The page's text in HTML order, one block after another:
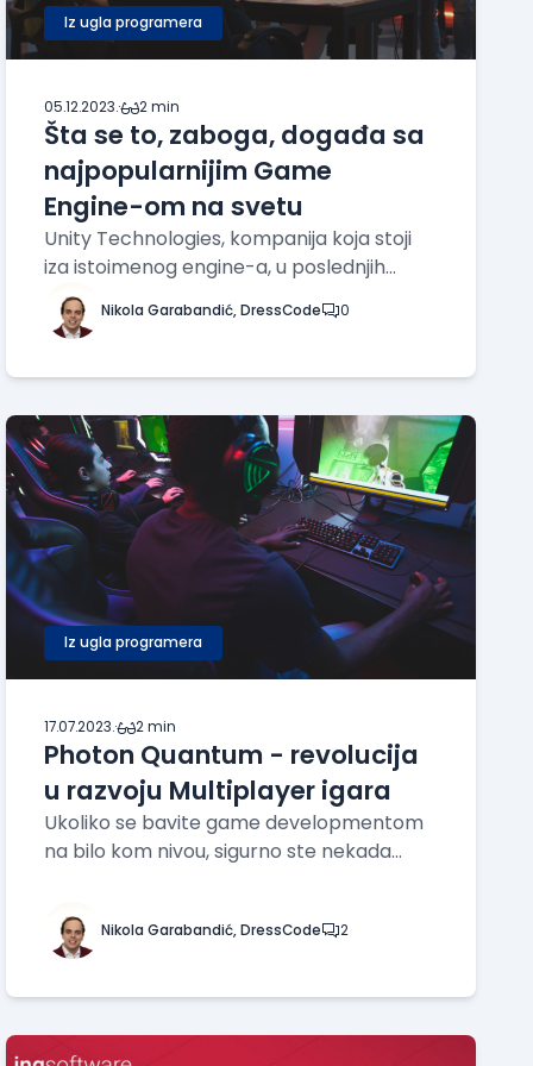
Iz ugla programera
05.12.2023.· 2 min
Šta se to, zaboga, događa sa
najpopularnijim Game
Engine-om na svetu
Unity Technologies, kompanija koja stoji
iza istoimenog engine-a, u poslednjih
nekoliko godina je donela zaista vrlo
upitne poslovne poteze, od svojih
ironSource koji je (bio) vrlo ozloglašen ad
provajder kao i ak
Nikola Garabandić, DressCode 0
Iz ugla programera
17.07.2023.· 2 min
Photon Quantum - revolucija
u razvoju Multiplayer igara
Ukoliko se bavite game developmentom
na bilo kom nivou, sigurno ste nekada
multiplayer igre je daleko teže nego
pravljenje singleplayer igre jer, pored
vaših veština pravljen
Nikola Garabandić, DressCode 2